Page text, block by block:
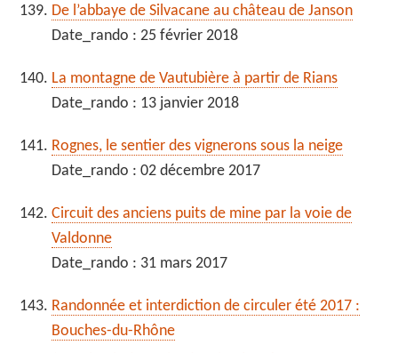
De l’abbaye de Silvacane au château de Janson
Date_rando : 25 février 2018
La montagne de Vautubière à partir de Rians
Date_rando : 13 janvier 2018
Rognes, le sentier des vignerons sous la neige
Date_rando : 02 décembre 2017
Circuit des anciens puits de mine par la voie de
Valdonne
Date_rando : 31 mars 2017
Randonnée et interdiction de circuler été 2017 :
Bouches-du-Rhône